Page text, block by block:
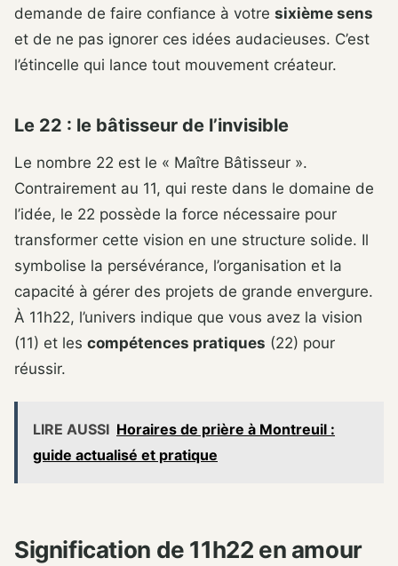
demande de faire confiance à votre sixième sens
et de ne pas ignorer ces idées audacieuses. C’est
l’étincelle qui lance tout mouvement créateur.
Le 22 : le bâtisseur de l’invisible
Le nombre 22 est le « Maître Bâtisseur ».
Contrairement au 11, qui reste dans le domaine de
l’idée, le 22 possède la force nécessaire pour
transformer cette vision en une structure solide. Il
symbolise la persévérance, l’organisation et la
capacité à gérer des projets de grande envergure.
À 11h22, l’univers indique que vous avez la vision
(11) et les compétences pratiques (22) pour
réussir.
LIRE AUSSI Horaires de prière à Montreuil :
guide actualisé et pratique
Signification de 11h22 en amour